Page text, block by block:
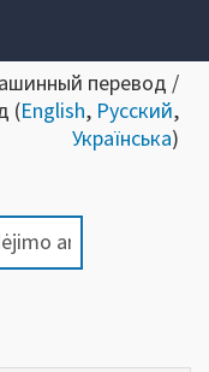
перевод /
(English, Русский,
Українська)